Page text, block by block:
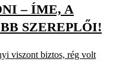
– ÍME, A
SZEREPLŐI!
viszont biztos, rég volt